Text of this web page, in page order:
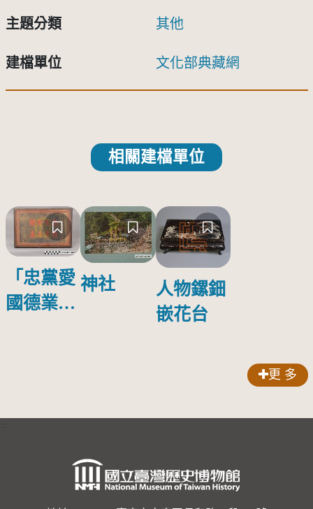
主題分類 其他
建檔單位 文化部典藏網
相關建檔單位
「忠黨愛
國德業並
神社
人物鏍鈿
嵌花台
更 多